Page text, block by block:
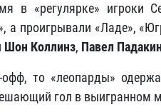
в «регулярке» игроки
а проигрывали «Ладе»,
Шон Коллинз, Павел Падакин
офф, то «леопарды»
гол в выигранном